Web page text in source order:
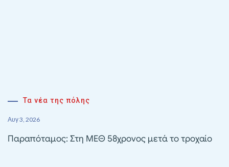
Τα νέα της πόλης
Αυγ 3, 2026
Παραπόταμος: Στη ΜΕΘ 58χρονος μετά το τροχαίο